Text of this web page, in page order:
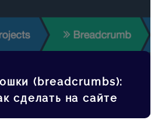
(breadcrumbs):
сделать на сайте